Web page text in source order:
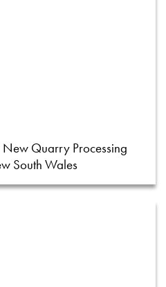
Quarry Processing
South Wales